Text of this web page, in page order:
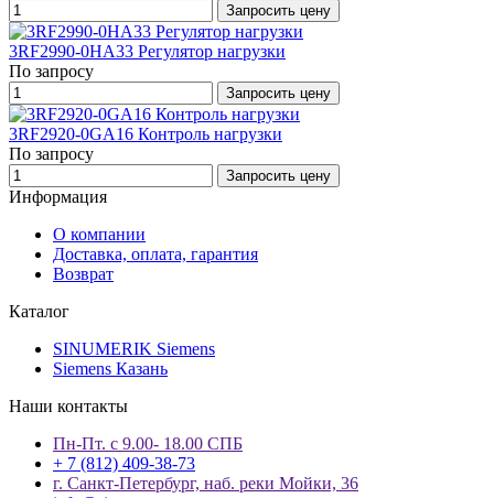
Запросить цену
3RF2990-0HA33 Регулятор нагрузки
По запросу
Запросить цену
3RF2920-0GA16 Контроль нагрузки
По запросу
Запросить цену
Информация
О компании
Доставка, оплата, гарантия
Возврат
Каталог
SINUMERIK Siemens
Siemens Казань
Наши контакты
Пн-Пт. с 9.00- 18.00 СПБ
+ 7 (812) 409-38-73
г. Санкт-Петербург, наб. реки Мойки, 36